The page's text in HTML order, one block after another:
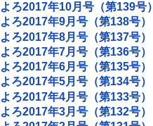
ろ2017年10月号（第139号）
ろ2017年9月号（第138号）
ろ2017年8月号（第137号）
ろ2017年7月号（第136号）
ろ2017年6月号（第135号）
ろ2017年5月号（第134号）
ろ2017年4月号（第133号）
ろ2017年3月号（第132号）